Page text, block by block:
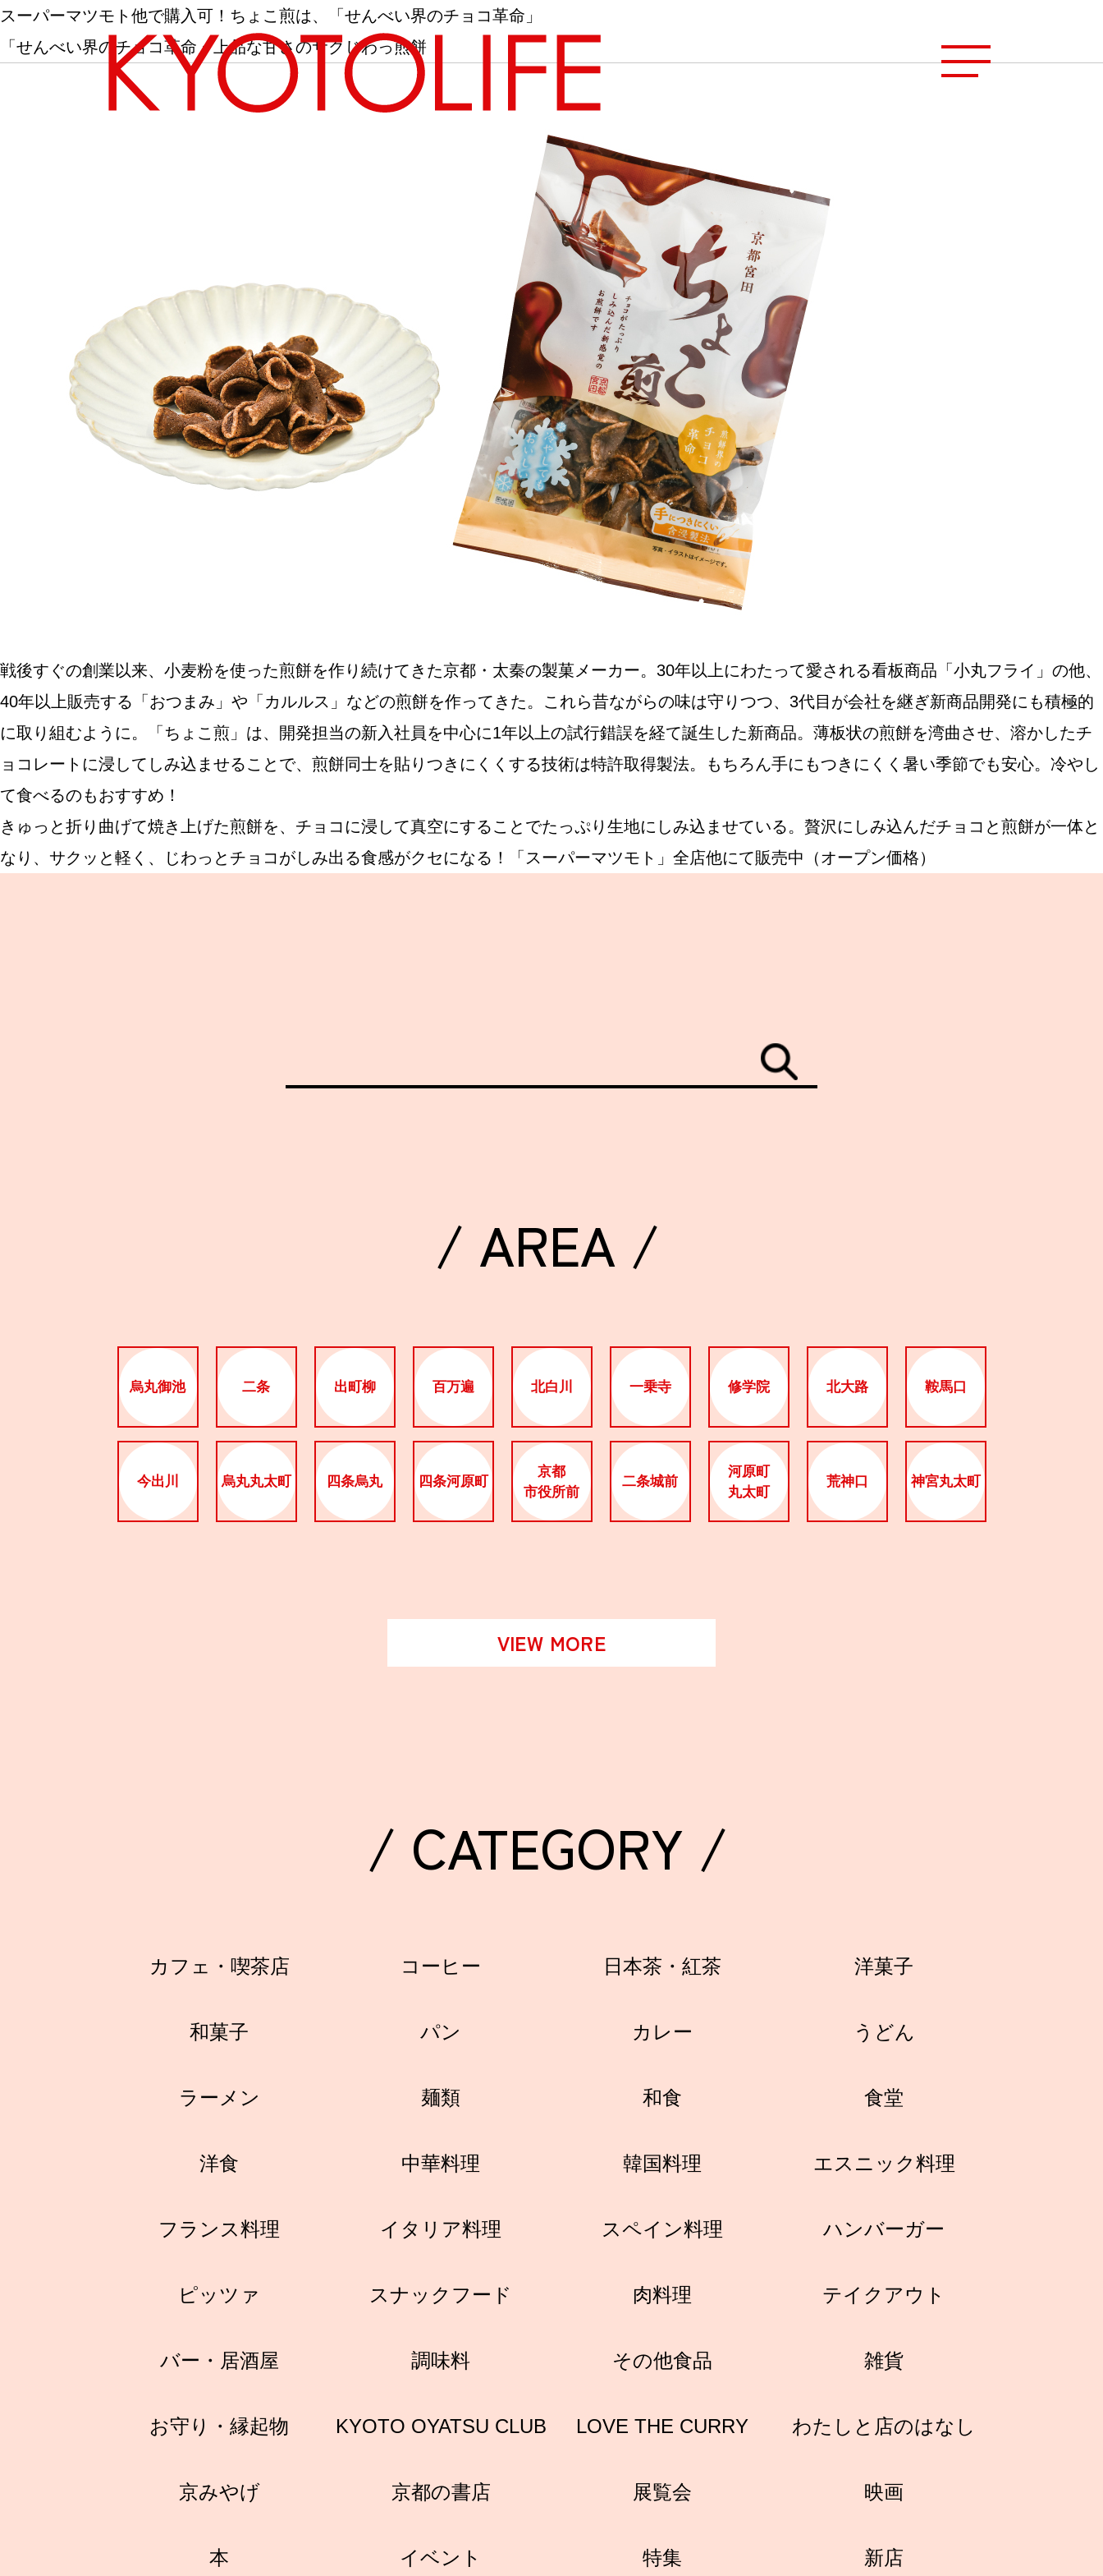
地図から探す
カテゴリーから探す
SPECIAL NEW OPEN
SERIES
今月の京みやげ
京都の書店
CULTURE
関西で開催。おすすめの展覧会
おすすめの映画
紹介します。おすすめのイベント
ABOUT US Instagram
スーパーマツモト他で購入可！ちょこ煎は、「せんべい界のチョコ革命」
「せんべい界のチョコ革命」上品な甘さのサクじわっ煎餅
戦後すぐの創業以来、小麦粉を使った煎餅を作り続けてきた京都・太秦の製菓メーカー。30年以上にわたって愛される看板商品「小丸フライ」の他、
40年以上販売する「おつまみ」や「カルルス」などの煎餅を作ってきた。これら昔ながらの味は守りつつ、3代目が会社を継ぎ新商品開発にも積極的
に取り組むように。「ちょこ煎」は、開発担当の新入社員を中心に1年以上の試行錯誤を経て誕生した新商品。薄板状の煎餅を湾曲させ、溶かしたチ
ョコレートに浸してしみ込ませることで、煎餅同士を貼りつきにくくする技術は特許取得製法。もちろん手にもつきにくく暑い季節でも安心。冷やし
て食べるのもおすすめ！
きゅっと折り曲げて焼き上げた煎餅を、チョコに浸して真空にすることでたっぷり生地にしみ込ませている。贅沢にしみ込んだチョコと煎餅が一体と
なり、サクッと軽く、じわっとチョコがしみ出る食感がクセになる！「スーパーマツモト」全店他にて販売中（オープン価格）
/ AREA /
烏丸御池 二条 出町柳 百万遍 北白川 一乗寺 修学院 北大路 鞍馬口
今出川 烏丸丸太町 四条烏丸 四条河原町
京都
市役所前
二条城前
河原町
丸太町
荒神口 神宮丸太町
VIEW MORE
/ CATEGORY /
カフェ・喫茶店 コーヒー 日本茶・紅茶 洋菓子
和菓子 パン カレー うどん
ラーメン 麺類 和食 食堂
洋食 中華料理 韓国料理 エスニック料理
フランス料理 イタリア料理 スペイン料理 ハンバーガー
ピッツァ スナックフード 肉料理 テイクアウト
バー・居酒屋 調味料 その他食品 雑貨
お守り・縁起物 KYOTO OYATSU CLUB LOVE THE CURRY わたしと店のはなし
京みやげ 京都の書店 展覧会 映画
本 イベント 特集 新店